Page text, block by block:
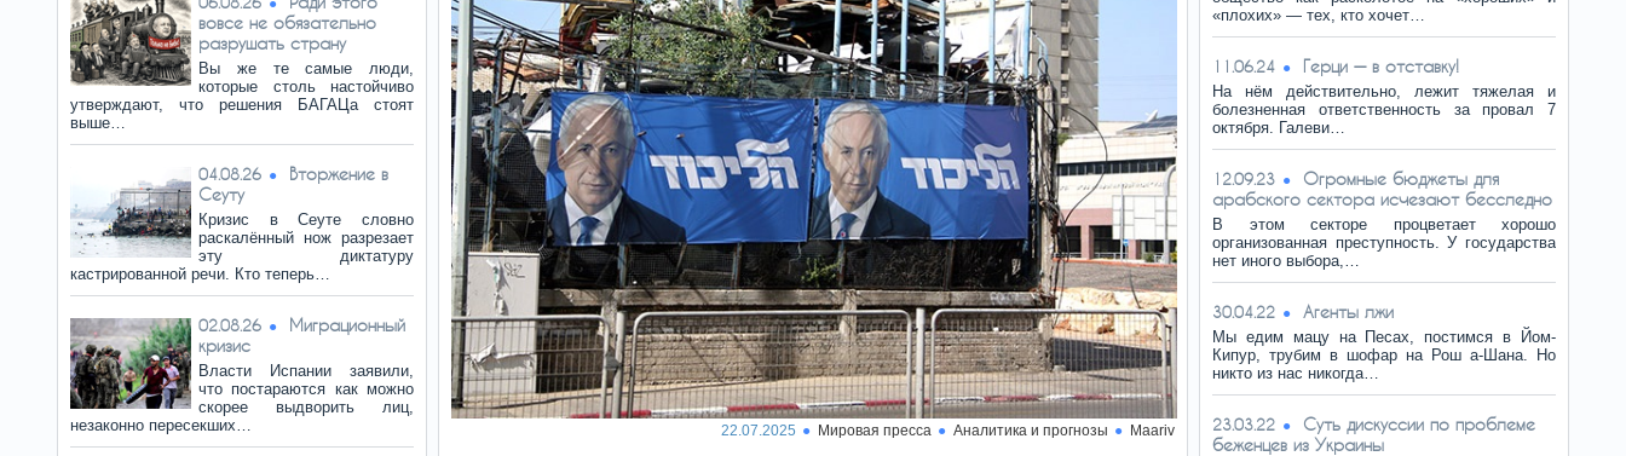
вовсе не обязательно
разрушать страну
Вы же те самые люди,
которые столь настойчиво
утверждают, что решения БАГАЦа стоят
выше…
04.08.26
Вторжение в
Сеуту
Кризис в Сеуте словно
раскалённый нож разрезает
эту диктатуру
кастрированной речи. Кто теперь…
02.08.26
Миграционный
кризис
Власти Испании заявили,
что постараются как можно
скорее выдворить лиц,
незаконно пересекших…
22.07.2025 Мировая пресса Аналитика и прогнозы Maariv
«плохих» — тех, кто хочет…
11.06.24 Герци — в отставку!
На нём действительно, лежит тяжелая и
болезненная ответственность за провал 7
октября. Галеви…
12.09.23
Огромные бюджеты для
арабского сектора исчезают бесследно
В этом секторе процветает хорошо
организованная преступность. У государства
нет иного выбора,…
30.04.22 Агенты лжи
Мы едим мацу на Песах, постимся в Йом-
Кипур, трубим в шофар на Рош а-Шана. Но
никто из нас никогда…
23.03.22
Суть дискуссии по проблеме
беженцев из Украины